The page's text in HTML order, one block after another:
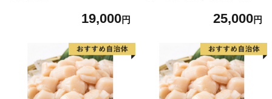
19,000円 25,000円